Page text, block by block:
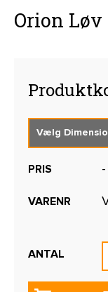
Orion Løv
PRIS -
VARENR
ANTAL